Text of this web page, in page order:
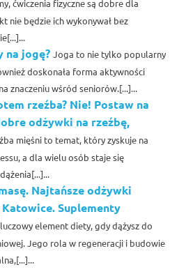
ćwiczenia fizyczne są dobre dla
nie będzie ich wykonywał bez
na jogę? Joga to nie tylko popularny
doskonała forma aktywności
znaczeniu wśród seniorów.[...]...
rzeźba? Nie! Postaw na
odżywki na rzeźbę,
mięśni to temat, który zyskuje na
a dla wielu osób staje się
Najtańsze odżywki
Katowice. Suplementy
element diety, gdy dążysz do
Jego rola w regeneracji i budowie